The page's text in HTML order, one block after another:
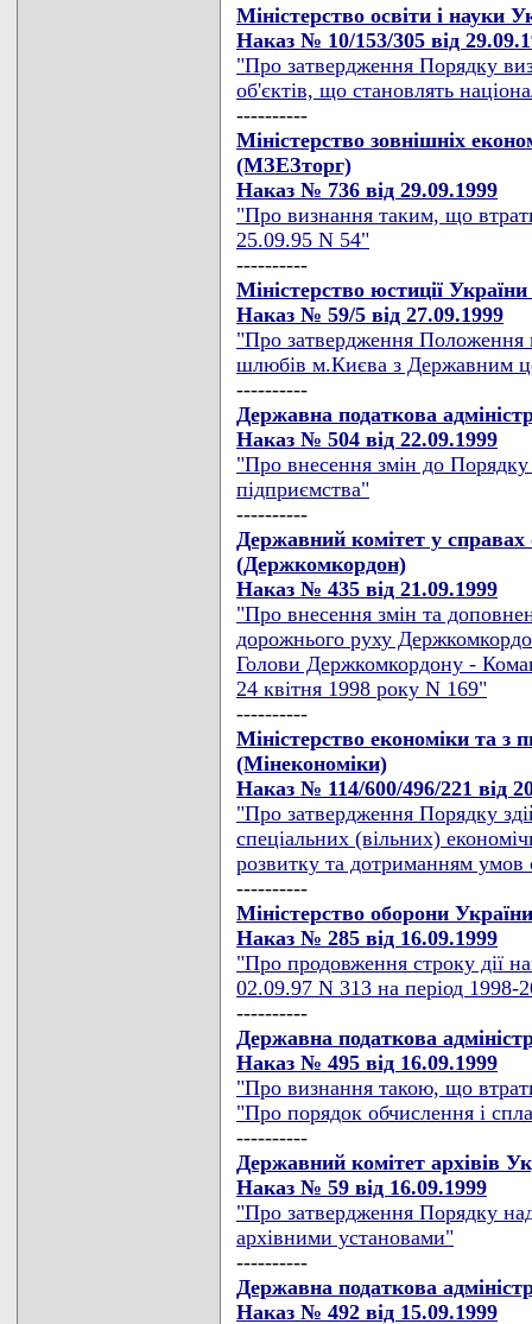
Міністерство освіти і науки
Наказ № 10/153/305 від
"Про затвердження Порядку
об'єктів, що становлять
----------
Міністерство зовнішніх
(МЗЕЗторг)
Наказ № 736 від 29.09.1999
"Про визнання таким, що
25.09.95 N 54"
----------
Міністерство юстиції
Наказ № 59/5 від 27.09.1999
"Про затвердження Положення
шлюбів м.Києва з Державним
----------
Державна податкова
Наказ № 504 від 22.09.1999
"Про внесення змін до Порядку
підприємства"
----------
Державний комітет у
(Держкомкордон)
Наказ № 435 від 21.09.1999
"Про внесення змін та
дорожнього руху
Голови Держкомкордону -
24 квітня 1998 року N 169"
----------
Міністерство економіки та з
(Мінекономіки)
Наказ № 114/600/496/221 від
"Про затвердження Порядку
спеціальних (вільних)
розвитку та дотриманням умов
----------
Міністерство оборони
Наказ № 285 від 16.09.1999
"Про продовження строку дії
02.09.97 N 313 на період 1998-
----------
Державна податкова
Наказ № 495 від 16.09.1999
"Про визнання такою, що
"Про порядок обчислення і
----------
Державний комітет архівів
Наказ № 59 від 16.09.1999
"Про затвердження Порядку
архівними установами"
----------
Державна податкова
Наказ № 492 від 15.09.1999